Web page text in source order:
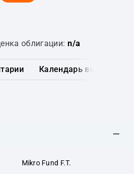
облигации: n/a
Календарь выплат
Mikro Fund F.T.